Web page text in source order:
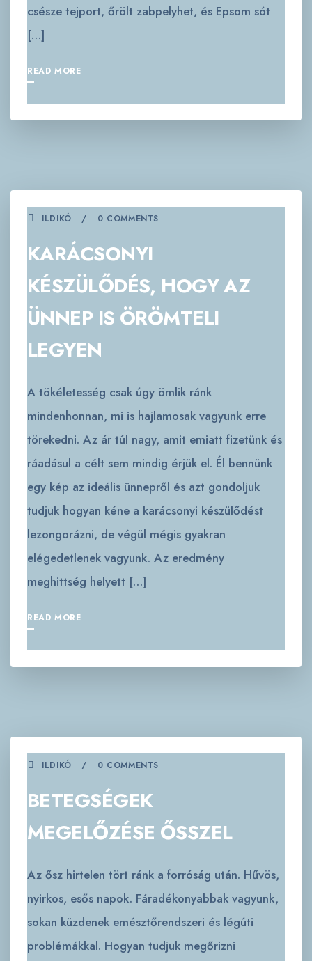
csésze tejport, őrölt zabpelyhet, és Epsom sót
[…]
READ MORE
ILDIKÓ 0 COMMENTS
KARÁCSONYI
KÉSZÜLŐDÉS, HOGY AZ
ÜNNEP IS ÖRÖMTELI
LEGYEN
A tökéletesség csak úgy ömlik ránk
mindenhonnan, mi is hajlamosak vagyunk erre
törekedni. Az ár túl nagy, amit emiatt fizetünk és
ráadásul a célt sem mindig érjük el. Él bennünk
egy kép az ideális ünnepről és azt gondoljuk
tudjuk hogyan kéne a karácsonyi készülődést
lezongorázni, de végül mégis gyakran
elégedetlenek vagyunk. Az eredmény
meghittség helyett […]
READ MORE
ILDIKÓ 0 COMMENTS
BETEGSÉGEK
MEGELŐZÉSE ŐSSZEL
Az ősz hirtelen tört ránk a forróság után. Hűvös,
nyirkos, esős napok. Fáradékonyabbak vagyunk,
sokan küzdenek emésztőrendszeri és légúti
problémákkal. Hogyan tudjuk megőrizni